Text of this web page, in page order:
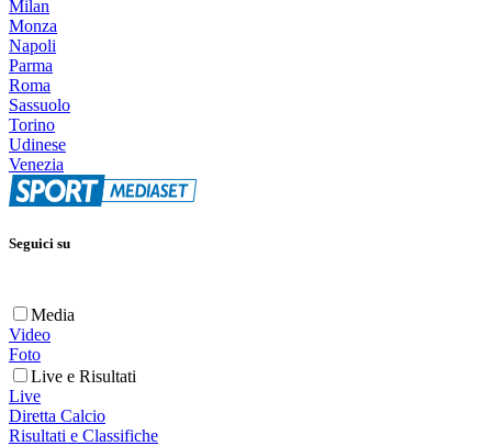
Milan
Monza
Napoli
Parma
Roma
Sassuolo
Torino
Udinese
Venezia
Seguici su
Media
Video
Foto
Live e Risultati
Live
Diretta Calcio
Risultati e Classifiche